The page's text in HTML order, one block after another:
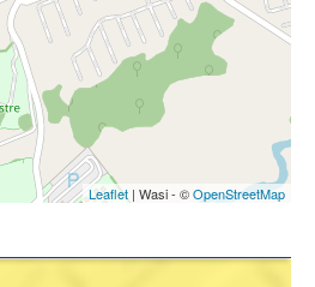
Leaflet | Wasi - ©OpenStreetMap